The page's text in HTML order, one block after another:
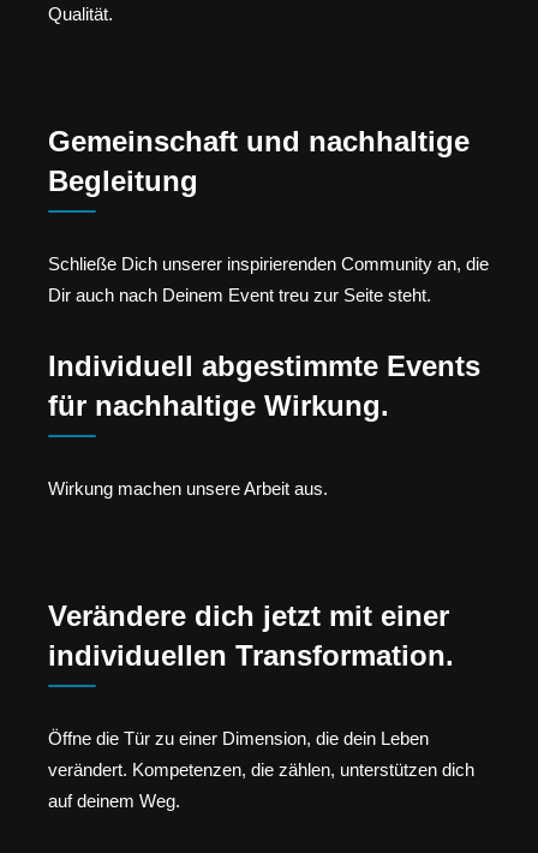
Qualität.
Gemeinschaft und nachhaltige
Begleitung
Schließe Dich unserer inspirierenden Community an, die
Dir auch nach Deinem Event treu zur Seite steht.
Individuell abgestimmte Events
für nachhaltige Wirkung.
Wirkung machen unsere Arbeit aus.
Verändere dich jetzt mit einer
individuellen Transformation.
Öffne die Tür zu einer Dimension, die dein Leben
verändert. Kompetenzen, die zählen, unterstützen dich
auf deinem Weg.